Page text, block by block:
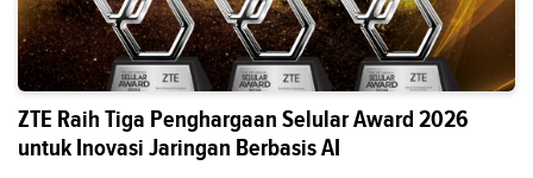
ZTE Raih Tiga Penghargaan Selular Award 2026
untuk Inovasi Jaringan Berbasis AI